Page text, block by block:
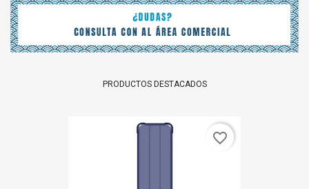
PRODUCTOS DESTACADOS
favorite_border